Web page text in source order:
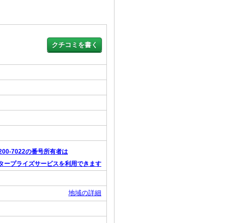
7022の番号所有者は
ープライズサービスを利用できます
地域の詳細